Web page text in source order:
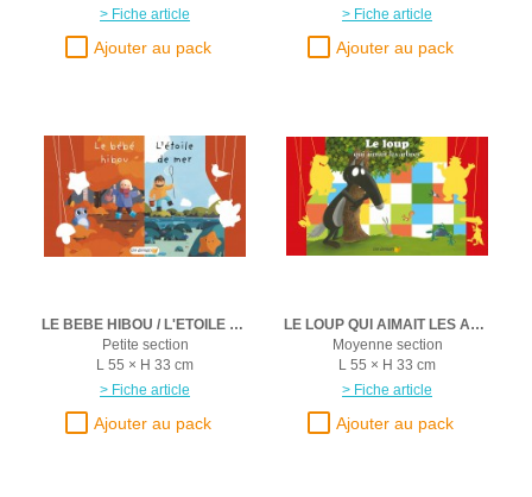
> Fiche article
> Fiche article
LE BEBE HIBOU / L'ETOILE DE MER
Petite section
L 55 × H 33 cm
> Fiche article
LE LOUP QUI AIMAIT LES ARBRES
Moyenne section
L 55 × H 33 cm
> Fiche article